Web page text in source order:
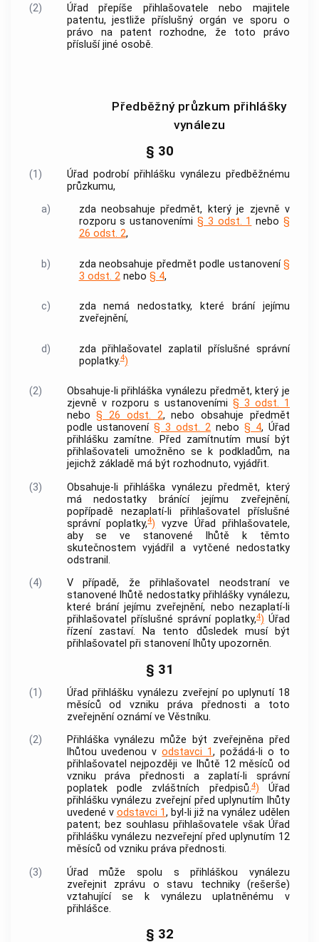
(2)
Úřad přepíše přihlašovatele nebo majitele
patentu, jestliže příslušný orgán ve sporu o
právo na patent rozhodne, že toto právo
přísluší jiné osobě.
Předběžný průzkum přihlášky
vynálezu
§ 30
(1)
Úřad podrobí přihlášku vynálezu předběžnému
průzkumu,
a)
zda neobsahuje předmět, který je zjevně v
rozporu s ustanoveními § 3 odst. 1 nebo§
26 odst. 2,
b) zda neobsahuje předmět podle ustanovení§
3 odst. 2nebo § 4,
c)
zda nemá nedostatky, které brání jejímu
zveřejnění,
d)
zda přihlašovatel zaplatil příslušné správní
poplatky.4)
(2)
Obsahuje-li přihláška vynálezu předmět, který je
zjevně v rozporu s ustanoveními § 3 odst. 1
nebo§ 26 odst. 2, nebo obsahuje předmět
podle ustanovení§ 3 odst. 2 nebo§ 4, Úřad
přihlášku zamítne. Před zamítnutím musí být
přihlašovateli umožněno se k podkladům, na
jejichž základě má být rozhodnuto, vyjádřit.
(3)
Obsahuje-li přihláška vynálezu předmět, který
má nedostatky bránící jejímu zveřejnění,
popřípadě nezaplatí-li přihlašovatel příslušné
správní poplatky,4) vyzve Úřad přihlašovatele,
aby se ve stanovené lhůtě k těmto
skutečnostem vyjádřil a vytčené nedostatky
odstranil.
(4)
V případě, že přihlašovatel neodstraní ve
stanovené lhůtě nedostatky přihlášky vynálezu,
které brání jejímu zveřejnění, nebo nezaplatí-li
přihlašovatel příslušné správní poplatky,4) Úřad
řízení zastaví. Na tento důsledek musí být
přihlašovatel při stanovení lhůty upozorněn.
§ 31
(1)
Úřad přihlášku vynálezu zveřejní po uplynutí 18
měsíců od vzniku práva přednosti a toto
zveřejnění oznámí ve Věstníku.
(2)
Přihláška vynálezu může být zveřejněna před
lhůtou uvedenou vodstavci 1, požádá-li o to
přihlašovatel nejpozději ve lhůtě 12 měsíců od
vzniku práva přednosti a zaplatí-li správní
poplatek podle zvláštních předpisů.4) Úřad
přihlášku vynálezu zveřejní před uplynutím lhůty
uvedené v odstavci 1, byl-li již na vynález udělen
patent; bez souhlasu přihlašovatele však Úřad
přihlášku vynálezu nezveřejní před uplynutím 12
měsíců od vzniku práva přednosti.
(3)
Úřad může spolu s přihláškou vynálezu
zveřejnit zprávu o stavu techniky (rešerše)
vztahující se k vynálezu uplatněnému v
přihlášce.
§ 32